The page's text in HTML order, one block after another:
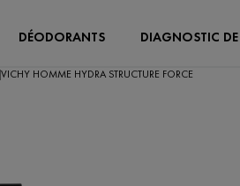
DÉODORANTS DIAGNOSTIC DE
VICHY HOMME HYDRA STRUCTURE FORCE